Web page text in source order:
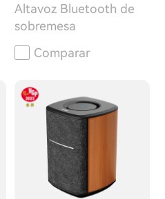
Altavoz Bluetooth de
sobremesa
Comparar